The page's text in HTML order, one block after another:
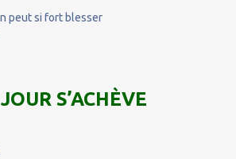
peut si fort blesser
S’ACHÈVE